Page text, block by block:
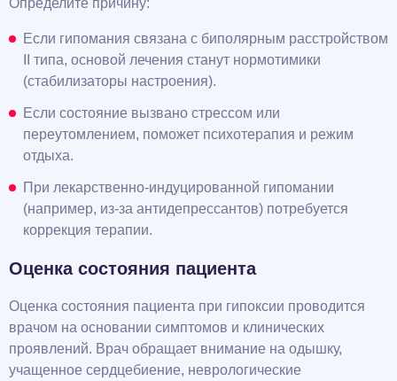
Определите причину:
Если гипомания связана с биполярным расстройством
II типа, основой лечения станут нормотимики
(стабилизаторы настроения).
Если состояние вызвано стрессом или
переутомлением, поможет психотерапия и режим
отдыха.
При лекарственно-индуцированной гипомании
(например, из-за антидепрессантов) потребуется
коррекция терапии.
Оценка состояния пациента
Оценка состояния пациента при гипоксии проводится
врачом на основании симптомов и клинических
проявлений. Врач обращает внимание на одышку,
учащенное сердцебиение, неврологические